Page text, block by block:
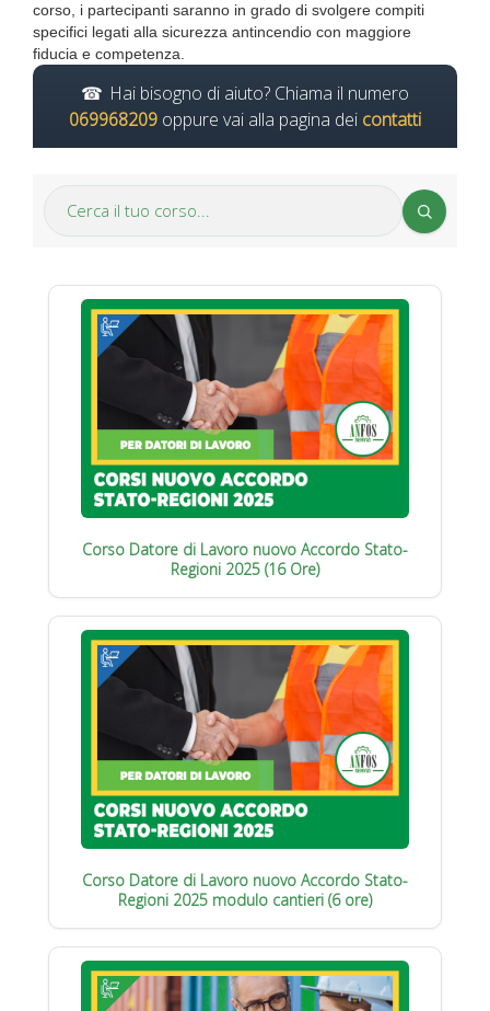
corso, i partecipanti saranno in grado di svolgere compiti
specifici legati alla sicurezza antincendio con maggiore
fiducia e competenza.
Hai bisogno di aiuto? Chiama il numero
069968209 oppure vai alla pagina dei contatti
Corso Datore di Lavoro nuovo Accordo Stato-
Regioni 2025 (16 Ore)
Corso Datore di Lavoro nuovo Accordo Stato-
Regioni 2025 modulo cantieri (6 ore)